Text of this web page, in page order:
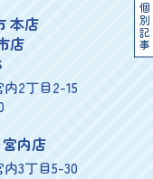
個別記事
本店
店
2丁目2-15
内店
3丁目5-30